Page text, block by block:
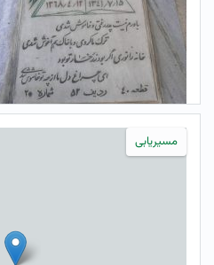
مسیریابی